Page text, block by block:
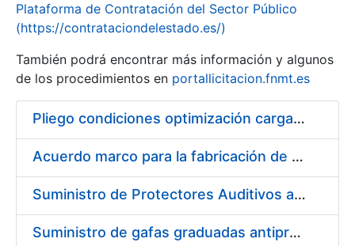
Show/Hide
Plataforma de Contratación del Sector Público
(https://contrataciondelestado.es/)
También podrá encontrar más información y algunos
de los procedimientos en portallicitacion.fnmt.es
Pliego condiciones optimización cargas compras firmado
Acuerdo marco para la fabricación de piezas
Suministro de Protectores Auditivos a medida para las personas trabajadoras de los Centros de Trabajo de Madrid y Burgos
Suministro de gafas graduadas antiproyecciones para los trabajadores de la FNMT-RCM en los centros de trabajo de Madrid y Burgos